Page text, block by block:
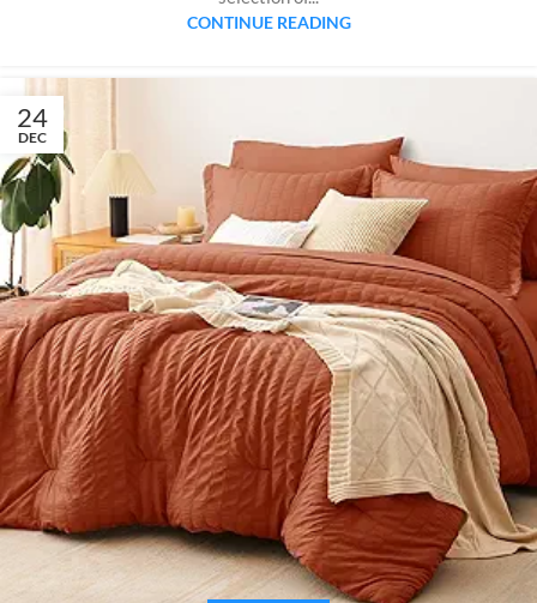
CONTINUE READING
24
DEC